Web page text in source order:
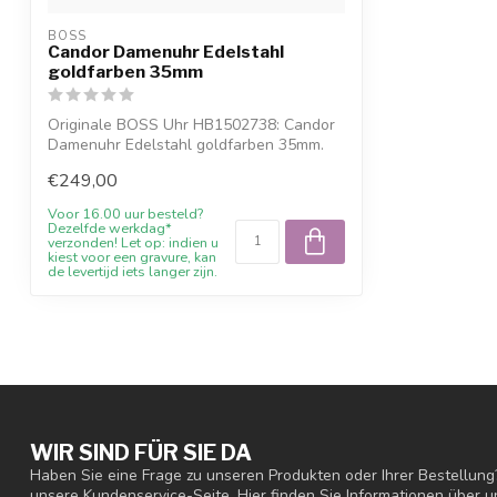
BOSS
Candor Damenuhr Edelstahl
goldfarben 35mm
Originale BOSS Uhr HB1502738: Candor
Damenuhr Edelstahl goldfarben 35mm.
€249,00
Voor 16.00 uur besteld?
Dezelfde werkdag*
verzonden! Let op: indien u
kiest voor een gravure, kan
de levertijd iets langer zijn.
WIR SIND FÜR SIE DA
Haben Sie eine Frage zu unseren Produkten oder Ihrer